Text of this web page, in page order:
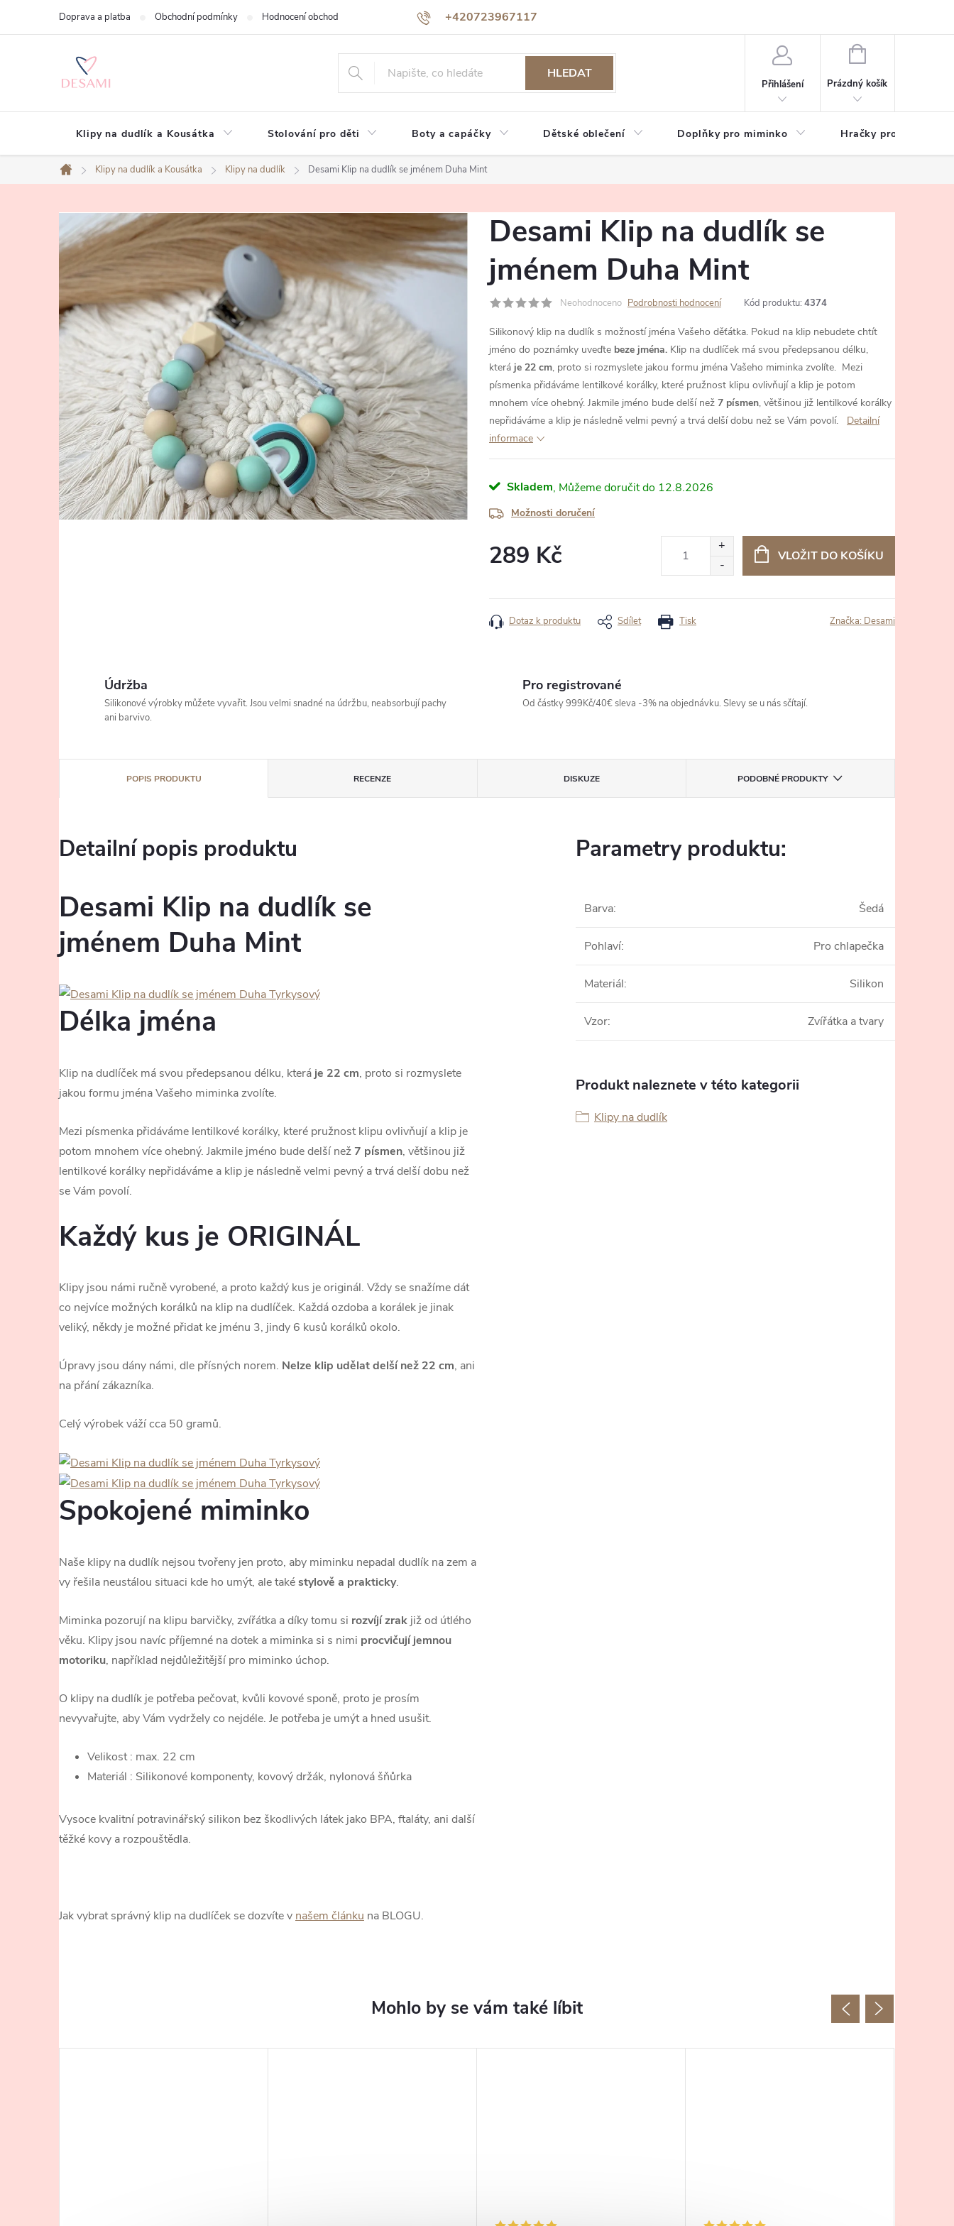
+420723967117
Doprava a platba Obchodní podmínky Hodnocení obchodu Jak nakupovat Reklamace a vrácení zboží
HLEDAT
Přihlášení
NÁKUPNÍ
Prázdný košík
Klipy na dudlík a Kousátka Stolování pro děti Boty a capáčky Dětské oblečení Doplňky pro miminko Hračky pro děti
Domů
Klipy na dudlík a Kousátka Klipy na dudlík Desami Klip na dudlík se jménem Duha Mint
Desami Klip na dudlík se
jménem Duha Mint
Neohodnoceno Podrobnosti hodnocení Kód produktu: 4374
Silikonový klip na dudlík s možností jména Vašeho děťátka. Pokud na klip nebudete chtít
jméno do poznámky uveďte beze jména. Klip na dudlíček má svou předepsanou délku,
která je 22 cm, proto si rozmyslete jakou formu jména Vašeho miminka zvolíte. Mezi
písmenka přidáváme lentilkové korálky, které pružnost klipu ovlivňují a klip je potom
mnohem více ohebný. Jakmile jméno bude delší než 7 písmen, většinou již lentilkové korálky
nepřidáváme a klip je následně velmi pevný a trvá delší dobu než se Vám povolí.
Detailní
informace
Skladem 12.8.2026
Možnosti doručení
289 Kč VLOŽIT DO KOŠÍKU
Tisk
Dotaz k produktu Sdílet Značka: Desami
Údržba
Silikonové výrobky můžete vyvařit. Jsou velmi snadné na údržbu, neabsorbují pachy
ani barvivo.
Pro registrované
Od částky 999Kč/40€ sleva -3% na objednávku. Slevy se u nás sčítají.
POPIS PRODUKTU RECENZE DISKUZE PODOBNÉ PRODUKTY
Detailní popis produktu
Desami Klip na dudlík se
jménem Duha Mint
Délka jména
Klip na dudlíček má svou předepsanou délku, která je 22 cm, proto si rozmyslete
jakou formu jména Vašeho miminka zvolíte.
Mezi písmenka přidáváme lentilkové korálky, které pružnost klipu ovlivňují a klip je
potom mnohem více ohebný. Jakmile jméno bude delší než 7 písmen, většinou již
lentilkové korálky nepřidáváme a klip je následně velmi pevný a trvá delší dobu než
se Vám povolí.
Každý kus je ORIGINÁL
Klipy jsou námi ručně vyrobené, a proto každý kus je originál. Vždy se snažíme dát
co nejvíce možných korálků na klip na dudlíček. Každá ozdoba a korálek je jinak
veliký, někdy je možné přidat ke jménu 3, jindy 6 kusů korálků okolo.
Úpravy jsou dány námi, dle přísných norem. Nelze klip udělat delší než 22 cm, ani
na přání zákazníka.
Celý výrobek váží cca 50 gramů.
Spokojené miminko
Naše klipy na dudlík nejsou tvořeny jen proto, aby miminku nepadal dudlík na zem a
vy řešila neustálou situaci kde ho umýt, ale takéstylově a prakticky.
Miminka pozorují na klipu barvičky, zvířátka a díky tomu si rozvíjí zrak již od útlého
věku. Klipy jsou navíc příjemné na dotek a miminka si s nimi procvičují jemnou
motoriku, například nejdůležitější pro miminko úchop.
O klipy na dudlík je potřeba pečovat, kvůli kovové sponě, proto je prosím
nevyvařujte, aby Vám vydržely co nejdéle. Je potřeba je umýt a hned usušit.
Velikost : max. 22 cm
Materiál : Silikonové komponenty, kovový držák, nylonová šňůrka
Vysoce kvalitní potravinářský silikon bez škodlivých látek jako BPA, ftaláty, ani další
těžké kovy a rozpouštědla.
Jak vybrat správný klip na dudlíček se dozvíte v našem článku na BLOGU.
Parametry produktu:
Barva: Šedá
Pohlaví: Pro chlapečka
Materiál: Silikon
Vzor: Zvířátka a tvary
Produkt naleznete v této kategorii
Klipy na dudlík